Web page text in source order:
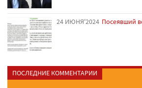
24 ИЮНЯ'2024 Посеявший
ПОСЛЕДНИЕ КОММЕНТАРИИ